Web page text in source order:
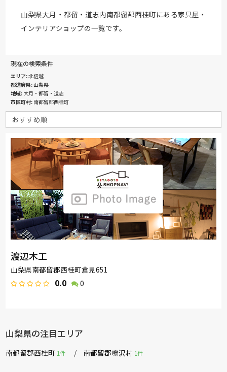
山梨県大月・都留・道志内南都留郡西桂町にある家具屋・
インテリアショップの一覧です。
現在の検索条件
エリア 北信越
都道府県 山梨県
地域 大月・都留・道志
市区町村 南都留郡西桂町
渡辺木工
山梨県南都留郡西桂町倉見651
0.0 0
山梨県の注目エリア
南都留郡西桂町 1件 南都留郡鳴沢村 1件